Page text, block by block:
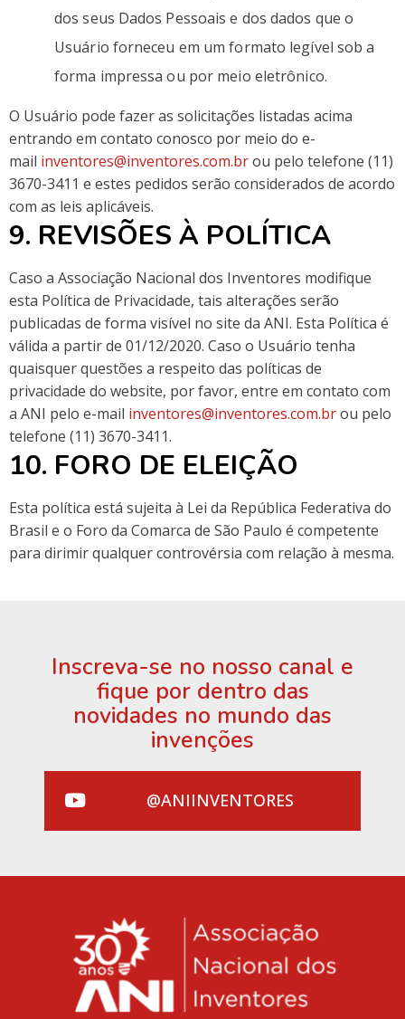
dos seus Dados Pessoais e dos dados que o
Usuário forneceu em um formato legível sob a
forma impressa ou por meio eletrônico.
O Usuário pode fazer as solicitações listadas acima
entrando em contato conosco por meio do e-
mail inventores@inventores.com.brou pelo telefone (11)
3670-3411 e estes pedidos serão considerados de acordo
com as leis aplicáveis.
9. REVISÕES À POLÍTICA
Caso a Associação Nacional dos Inventores modifique
esta Política de Privacidade, tais alterações serão
publicadas de forma visível no site da ANI. Esta Política é
válida a partir de 01/12/2020. Caso o Usuário tenha
quaisquer questões a respeito das políticas de
privacidade do website, por favor, entre em contato com
a ANI pelo e-mail inventores@inventores.com.brou pelo
telefone (11) 3670-3411.
10. FORO DE ELEIÇÃO
Esta política está sujeita à Lei da República Federativa do
Brasil e o Foro da Comarca de São Paulo é competente
para dirimir qualquer controvérsia com relação à mesma.
Inscreva-se no nosso canal e
fique por dentro das
novidades no mundo das
invenções
@ANIINVENTORES